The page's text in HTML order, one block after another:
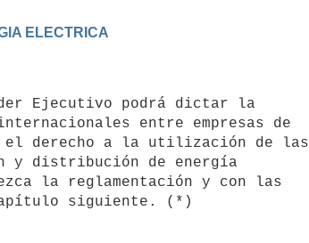
ELECTRICA
entre empresas de
el derecho a la utilización de las
y distribución de energía
la reglamentación y con las